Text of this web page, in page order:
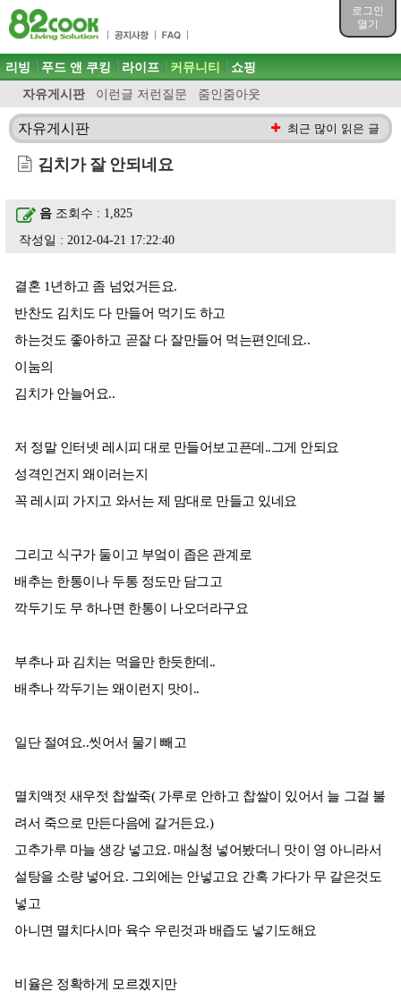
로그인
열기
목차
주메뉴 바로가기
컨텐츠 바로가기
검색 바로가기
로그인 바로가기
주메뉴
리빙 푸드 앤 쿠킹 라이프 커뮤니티
자유게시판 이런글 저런질문 줌인줌아웃
쇼핑
자유게시판 최근 많이 읽은 글
김치가 잘 안되네요
음 조회수 : 1,825
작성일 : 2012-04-21 17:22:40
결혼 1년하고 좀 넘었거든요.
반찬도 김치도 다 만들어 먹기도 하고
하는것도 좋아하고 곧잘 다 잘만들어 먹는편인데요..
이눔의
김치가 안늘어요..
저 정말 인터넷 레시피 대로 만들어보고픈데..그게 안되요
성격인건지 왜이러는지
꼭 레시피 가지고 와서는 제 맘대로 만들고 있네요
그리고 식구가 둘이고 부엌이 좁은 관계로
배추는 한통이나 두통 정도만 담그고
깍두기도 무 하나면 한통이 나오더라구요
부추나 파 김치는 먹을만 한듯한데..
배추나 깍두기는 왜이런지 맛이..
일단 절여요..씻어서 물기 빼고
멸치액젓 새우젓 찹쌀죽( 가루로 안하고 찹쌀이 있어서 늘 그걸 불
려서 죽으로 만든다음에 갈거든요.)
고추가루 마늘 생강 넣고요. 매실청 넣어봤더니 맛이 영 아니라서
설탕을 소량 넣어요. 그외에는 안넣고요 간혹 가다가 무 갈은것도
넣고
아니면 멸치다시마 육수 우린것과 배즙도 넣기도해요
비율은 정확하게 모르겠지만